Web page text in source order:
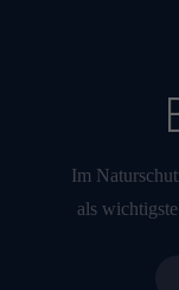
Im
als